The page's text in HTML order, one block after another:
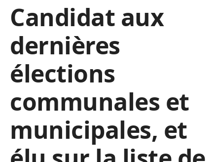
Candidat aux
dernières
élections
communales et
municipales, et